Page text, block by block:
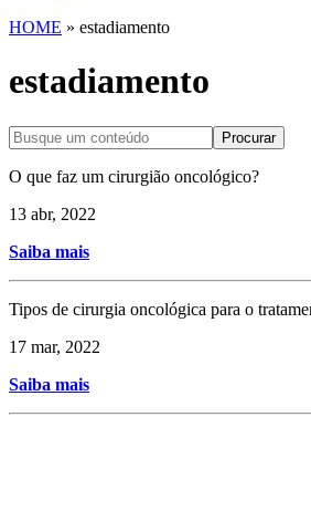
HOME » estadiamento
estadiamento
Procurar
O que faz um cirurgião oncológico?
13 abr, 2022
Saiba mais
Tipos de cirurgia oncológica para o
17 mar, 2022
Saiba mais